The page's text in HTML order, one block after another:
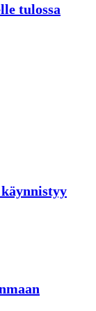
tulossa